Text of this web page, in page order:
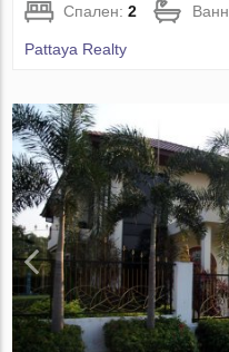
Спален:2
Pattaya Realty